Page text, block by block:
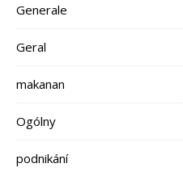
Generale
Geral
makanan
Ogólny
podnikání